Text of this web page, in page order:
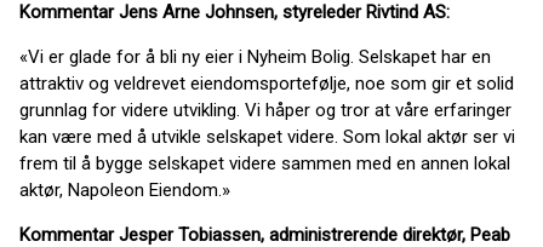
Kommentar Jens Arne Johnsen, styreleder Rivtind AS:
«Vi er glade for å bli ny eier i Nyheim Bolig. Selskapet har en
attraktiv og veldrevet eiendomsportefølje, noe som gir et solid
grunnlag for videre utvikling. Vi håper og tror at våre erfaringer
kan være med å utvikle selskapet videre. Som lokal aktør ser vi
frem til å bygge selskapet videre sammen med en annen lokal
aktør, Napoleon Eiendom.»
Kommentar Jesper Tobiassen, administrerende direktør, Peab